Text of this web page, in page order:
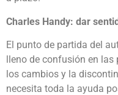
Charles Handy: dar
El punto de partida del
lleno de confusión en
los cambios y la
necesita toda la ayuda